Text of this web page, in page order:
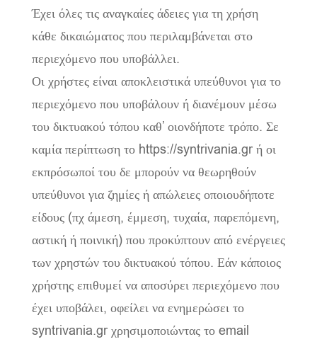
Έχει όλες τις αναγκαίες άδειες για τη χρήση
κάθε δικαιώματος που περιλαμβάνεται στο
περιεχόμενο που υποβάλλει.
Οι χρήστες είναι αποκλειστικά υπεύθυνοι για το
περιεχόμενο που υποβάλουν ή διανέμουν μέσω
του δικτυακού τόπου καθ’ οιονδήποτε τρόπο. Σε
καμία περίπτωση το https://syntrivania.gr ή οι
εκπρόσωποί του δε μπορούν να θεωρηθούν
υπεύθυνοι για ζημίες ή απώλειες οποιουδήποτε
είδους (πχ άμεση, έμμεση, τυχαία, παρεπόμενη,
αστική ή ποινική) που προκύπτουν από ενέργειες
των χρηστών του δικτυακού τόπου. Εάν κάποιος
χρήστης επιθυμεί να αποσύρει περιεχόμενο που
έχει υποβάλει, οφείλει να ενημερώσει το
syntrivania.gr χρησιμοποιώντας το email